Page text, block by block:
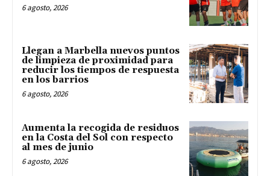
6 agosto, 2026
Llegan a Marbella nuevos puntos
de limpieza de proximidad para
reducir los tiempos de respuesta
en los barrios
6 agosto, 2026
Aumenta la recogida de residuos
en la Costa del Sol con respecto
al mes de junio
6 agosto, 2026